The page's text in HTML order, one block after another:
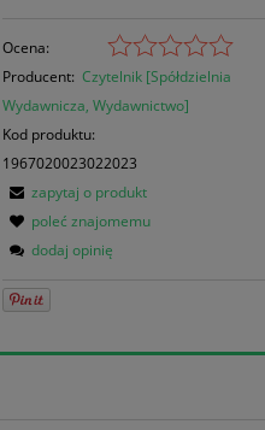
Ocena:
Producent: Czytelnik [Spółdzielnia
Wydawnicza, Wydawnictwo]
Kod produktu:
1967020023022023
zapytaj o produkt
poleć znajomemu
dodaj opinię